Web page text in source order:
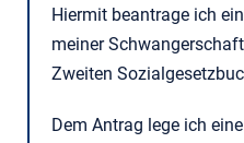
Hiermit beantrage ich
meiner
Zweiten
Dem Antrag lege ich